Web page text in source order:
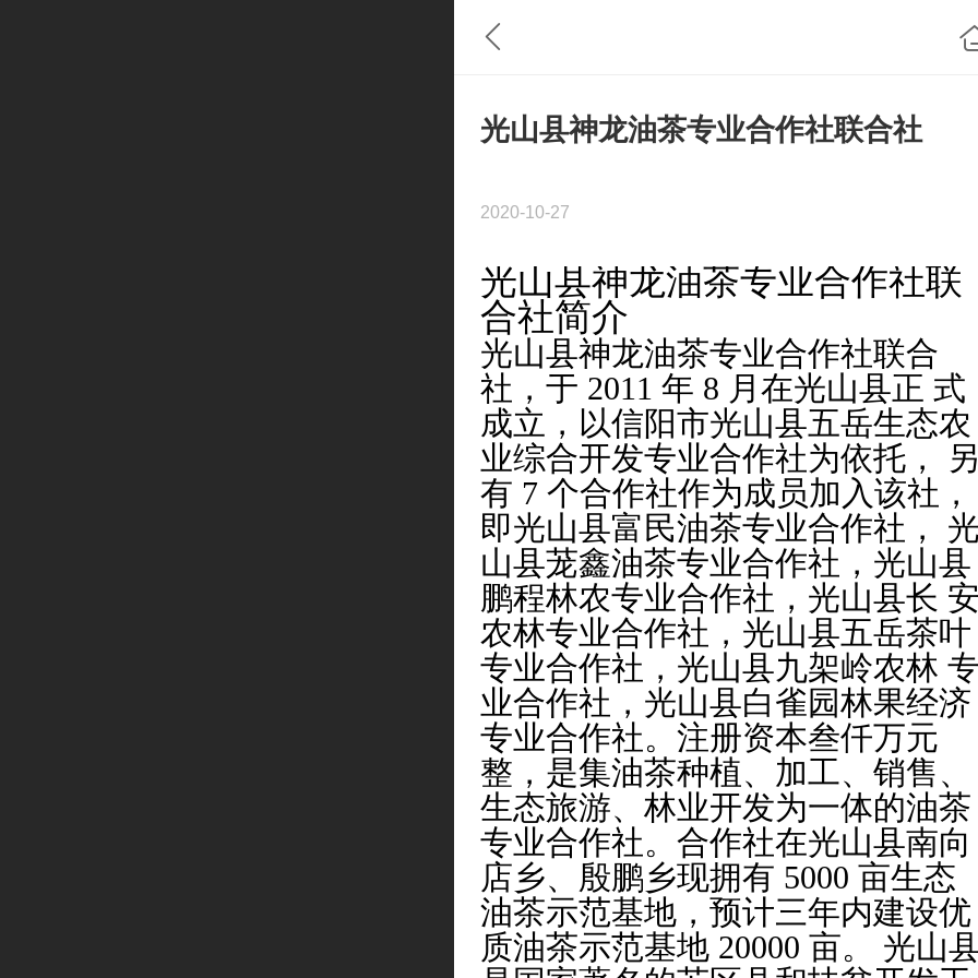
​​​​光山县神龙油茶专业合作社联合社
2020-10-27
光山县神龙油茶专业合作社联
合社简介
光山县神龙油茶专业合作社联合
社，于 2011 年 8 月在光山县正 式
成立，以信阳市光山县五岳生态农
业综合开发专业合作社为依托，
有 7 个合作社作为成员加入该社，
即光山县富民油茶专业合作社，
山县茏鑫油茶专业合作社，光山县
鹏程林农专业合作社，光山县长
农林专业合作社，光山县五岳茶叶
专业合作社，光山县九架岭农林
业合作社，光山县白雀园林果经济
专业合作社。注册资本叁仟万元
整，是集油茶种植、加工、销售、
生态旅游、林业开发为一体的油茶
专业合作社。合作社在光山县南向
店乡、殷鹏乡现拥有 5000 亩生态
油茶示范基地，预计三年内建设优
质油茶示范基地 20000 亩。 光山